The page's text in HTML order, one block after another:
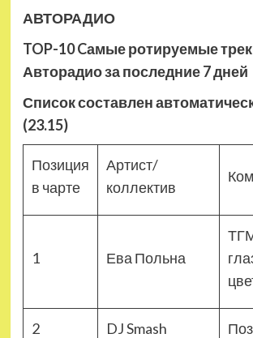
АВТОРАДИО
TOP-10 Cамые ротируемые
Авторадио за последние 7 дней
Список составлен
(23.15)
Позиция
в чарте
Артист/
коллектив
1 Ева Польна
2 DJ Smash